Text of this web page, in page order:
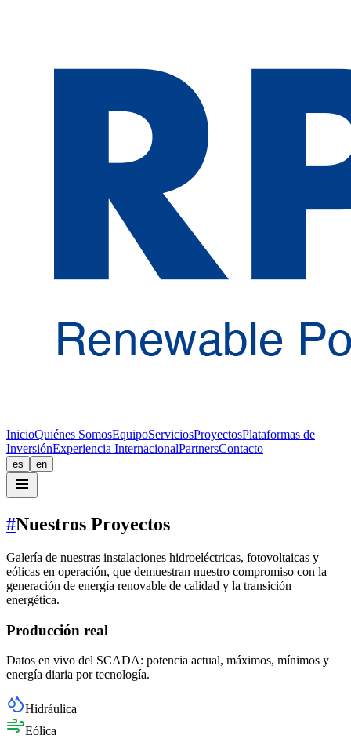
InicioQuiénes SomosEquipoServiciosProyectosPlataformas de
InversiónExperiencia InternacionalPartnersContacto
es en
#Nuestros Proyectos
Galería de nuestras instalaciones hidroeléctricas, fotovoltaicas y
eólicas en operación, que demuestran nuestro compromiso con la
generación de energía renovable de calidad y la transición
energética.
Producción real
Datos en vivo del SCADA: potencia actual, máximos, mínimos y
energía diaria por tecnología.
Hidráulica
Eólica